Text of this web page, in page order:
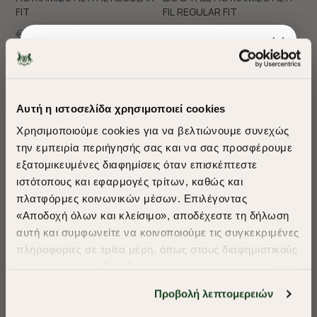
Αυτή η ιστοσελίδα χρησιμοποιεί cookies
Χρησιμοποιούμε cookies για να βελτιώνουμε συνεχώς
την εμπειρία περιήγησής σας και να σας προσφέρουμε
εξατομικευμένες διαφημίσεις όταν επισκέπτεστε
ιστότοπους και εφαρμογές τρίτων, καθώς και
πλατφόρμες κοινωνικών μέσων. Επιλέγοντας
«Αποδοχή όλων και κλείσιμο», αποδέχεστε τη δήλωση
αυτή και συμφωνείτε να κοινοποιούμε τις συγκεκριμένες
πληροφορίες σε τρίτα μέρη, όπως στους διαφημιστικούς
απαιτούμενα cookies» και θα περιοριστούμε
Προβολή λεπτομερειών
FIT
€75,00
+ 4 Colors
FIL REGULAR FIT
BIG & TALL ΠΟΥΚΑΜΙΣΟ
​
A Season of Style
SUMMER SALE